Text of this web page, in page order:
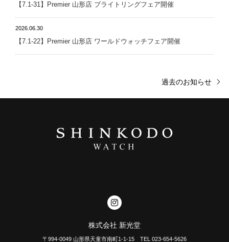
【7.1-31】Premier 山形店 ブライトリングフェア開催
2026.06.30
【7.1-22】Premier 山形店 ワールドウォッチフェア開催
過去のお知らせ
株式会社 新光堂
〒994-0049 山形県天童市南町1-1-15 TEL 023-654-5626